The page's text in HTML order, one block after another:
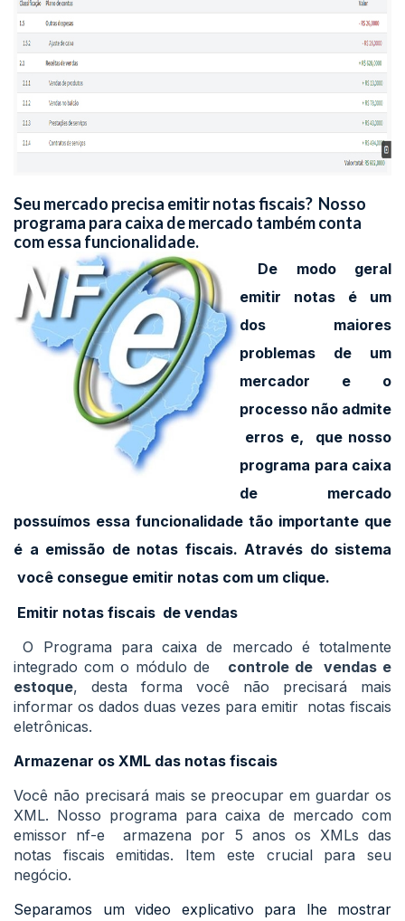
Seu mercado precisa emitir notas fiscais? Nosso
programa para caixa de mercado também conta
com essa funcionalidade.
De modo geral
emitir notas é um
dos maiores
problemas de um
mercador e o
processo não admite
erros e, que nosso
programa para caixa
de mercado
possuímos essa funcionalidade tão importante que
é a emissão de notas fiscais. Através do sistema
você consegue emitir notas com um clique.
Emitir notas fiscais de vendas
O Programa para caixa de mercado é totalmente
integrado com o módulo de
controle de vendas e
estoque, desta forma você não precisará mais
informar os dados duas vezes para emitir notas fiscais
eletrônicas.
Armazenar os XML das notas fiscais
Você não precisará mais se preocupar em guardar os
XML. Nosso programa para caixa de mercado com
emissor nf-e armazena por 5 anos os XMLs das
notas fiscais emitidas. Item este crucial para seu
negócio.
Separamos um video explicativo para lhe mostrar